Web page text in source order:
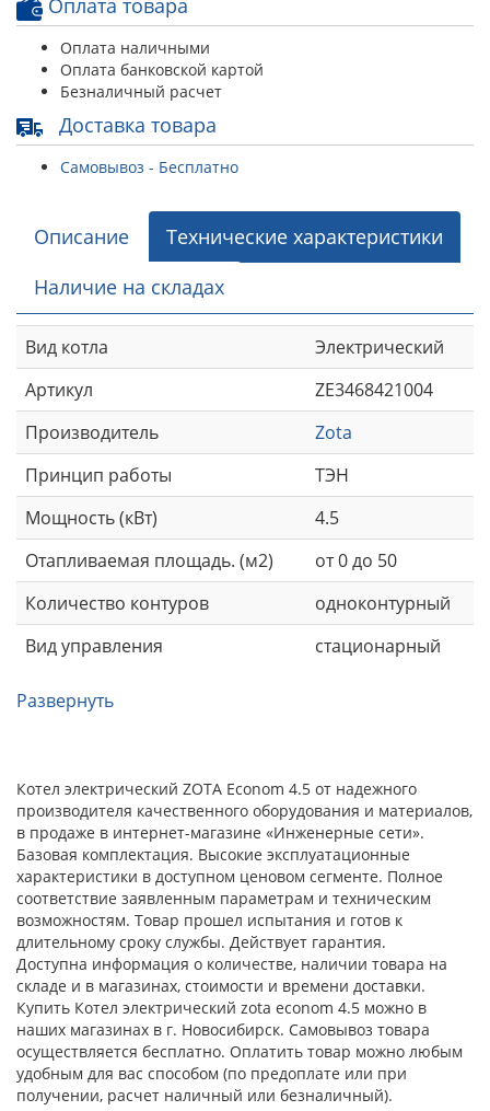
Оплата наличными
Оплата банковской картой
Безналичный расчет
Доставка товара
Самовывоз - Бесплатно
Описание
Технические характеристики
Наличие на складах
Вид котла
Электрический
Артикул
ZE3468421004
Производитель
Zota
Принцип работы
ТЭН
Мощность (кВт)
4.5
Отапливаемая площадь. (м2)
от 0 до 50
Количество контуров
одноконтурный
Вид управления
стационарный
Развернуть
Котел электрический ZOTA Econom 4.5 от надежного
производителя качественного оборудования и материалов,
в продаже в интернет-магазине «Инженерные сети».
Базовая комплектация. Высокие эксплуатационные
характеристики в доступном ценовом сегменте. Полное
соответствие заявленным параметрам и техническим
возможностям. Товар прошел испытания и готов к
длительному сроку службы. Действует гарантия.
Доступна информация о количестве, наличии товара на
складе и в магазинах, стоимости и времени доставки.
Купить Котел электрический zota econom 4.5 можно в
наших магазинах в г. Новосибирск. Самовывоз товара
осуществляется бесплатно. Оплатить товар можно любым
удобным для вас способом (по предоплате или при
получении, расчет наличный или безналичный).